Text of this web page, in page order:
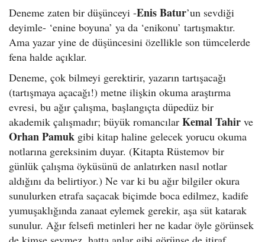
Deneme zaten bir düşünceyi -Enis Batur’un sevdiği
deyimle- ‘enine boyuna’ ya da ‘enikonu’ tartışmaktır.
Ama yazar yine de düşüncesini özellikle son tümcelerde
fena halde açıklar.
Deneme, çok bilmeyi gerektirir, yazarın tartışacağı
(tartışmaya açacağı!) metne ilişkin okuma araştırma
evresi, bu ağır çalışma, başlangıçta düpedüz bir
akademik çalışmadır; büyük romancılar Kemal Tahir ve
Orhan Pamuk gibi kitap haline gelecek yorucu okuma
notlarına gereksinim duyar. (Kitapta Rüstemov bir
günlük çalışma öyküsünü de anlatırken nasıl notlar
aldığını da belirtiyor.) Ne var ki bu ağır bilgiler okura
sunulurken etrafa saçacak biçimde boca edilmez, kadife
yumuşaklığında zanaat eylemek gerekir, aşa süt katarak
sunulur. Ağır felsefi metinleri her ne kadar öyle görünsek